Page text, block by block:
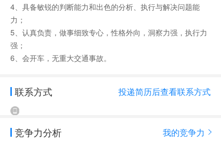
4、具备敏锐的判断能力和出色的分析、执行与解决问题能
力；
5、认真负责，做事细致专心，性格外向，洞察力强，执行力
强；
6、会开车，无重大交通事故。
联系方式 投递简历后查看联系方式
竞争力分析 我的竞争力